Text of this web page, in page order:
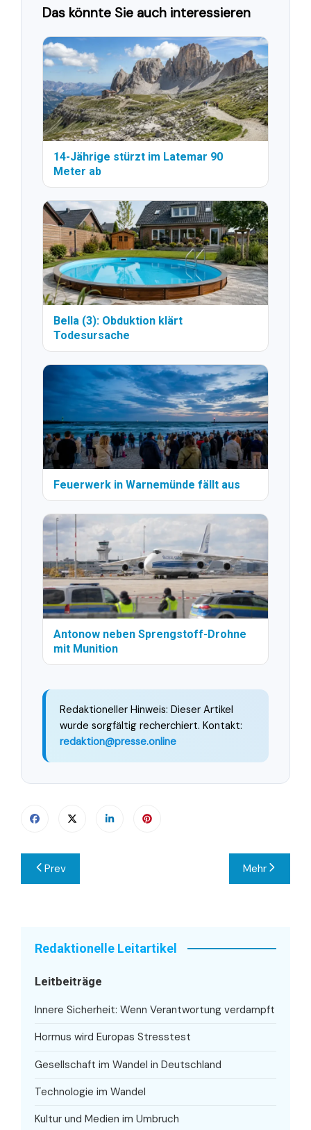
Das könnte Sie auch interessieren
14-Jährige stürzt im Latemar 90
Meter ab
Bella (3): Obduktion klärt
Todesursache
Feuerwerk in Warnemünde fällt aus
Antonow neben Sprengstoff-Drohne
mit Munition
Redaktioneller Hinweis: Dieser Artikel
wurde sorgfältig recherchiert. Kontakt:
redaktion@presse.online
Beitragsnavigation
Prev Mehr
Redaktionelle Leitartikel
Leitbeiträge
Innere Sicherheit: Wenn Verantwortung verdampft
Hormus wird Europas Stresstest
Gesellschaft im Wandel in Deutschland
Technologie im Wandel
Kultur und Medien im Umbruch